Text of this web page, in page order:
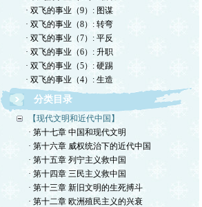
· 双飞的事业（9）: 图谋
· 双飞的事业（8）: 转弯
· 双飞的事业（7）: 平反
· 双飞的事业（6）: 升职
· 双飞的事业（5）: 硬踢
· 双飞的事业（4）: 生造
分类目录
【现代文明和近代中国】
· 第十七章 中国和现代文明
· 第十六章 威权统治下的近代中国
· 第十五章 列宁主义救中国
· 第十四章 三民主义救中国
· 第十三章 新旧文明的生死搏斗
· 第十二章 欧洲殖民主义的兴衰